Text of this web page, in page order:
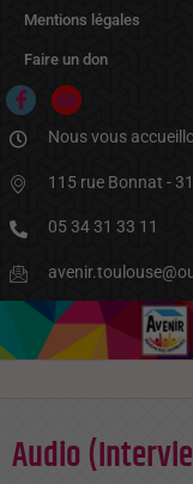
contenu
Mentions légales
Faire un don
Nous vous
115 rue Bonnat -
05 34 31 33 11
Audio